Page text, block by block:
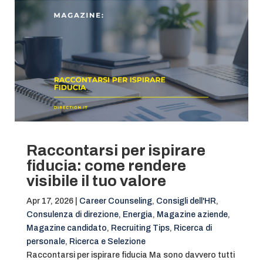
Raccontarsi per ispirare
fiducia: come rendere
visibile il tuo valore
Apr 17, 2026| Career Counseling, Consigli dell'HR,
Consulenza di direzione, Energia, Magazine aziende,
Magazine candidato, Recruiting Tips, Ricerca di
personale, Ricerca e Selezione
Raccontarsi per ispirare fiducia Ma sono davvero tutti